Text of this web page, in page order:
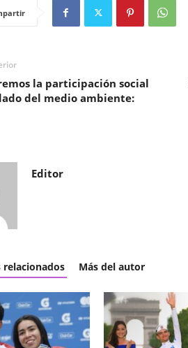
la participación social
del medio ambiente:
Editor
Más del autor